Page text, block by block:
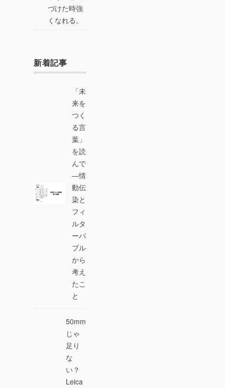
づけた時強
くなれる。
新着記事
「未
来を
つく
る言
葉」
を読
んで
―情
動伝
染と
フィ
ルタ
ーバ
ブル
から
考え
たこ
と
50mm
じゃ
足り
な
い？
Leica